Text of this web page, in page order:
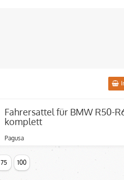
Fahrersattel für BMW R50-
komplett
Pagusa
Artikelnummer: 0002141
Bildnummer: J120
75 100